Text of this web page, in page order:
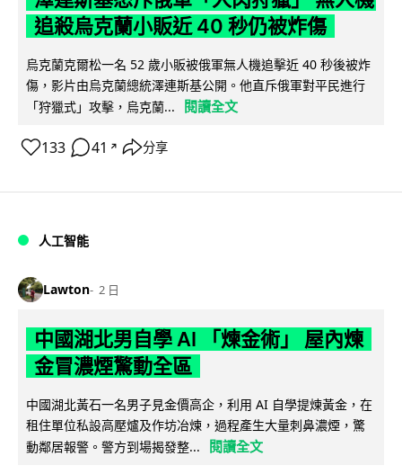
追殺烏克蘭小販近 40 秒仍被炸傷
烏克蘭克爾松一名 52 歲小販被俄軍無人機追擊近 40 秒後被炸
傷，影片由烏克蘭總統澤連斯基公開。他直斥俄軍對平民進行
「狩獵式」攻擊，烏克蘭...
閱讀全文
133 41 ↗ 分享
人工智能
Lawton 2 日
中國湖北男自學 AI 「煉金術」 屋內煉
金冒濃煙驚動全區
中國湖北黃石一名男子見金價高企，利用 AI 自學提煉黃金，在
租住單位私設高壓爐及作坊冶煉，過程產生大量刺鼻濃煙，驚
動鄰居報警。警方到場揭發整...
閱讀全文